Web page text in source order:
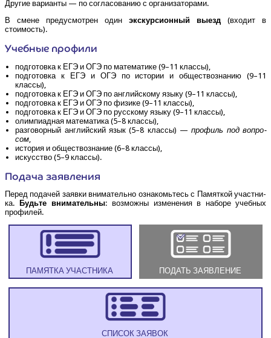
Дру­гие вари­ан­ты — по согла­со­ва­нию с организаторами.
В смене преду­смот­рен один экс­кур­си­он­ный выезд (вхо­дит в
стоимость).
Учеб­ные профили
под­го­тов­ка к ЕГЭ и ОГЭ по мате­ма­ти­ке (9–11 классы),
под­го­тов­ка к ЕГЭ и ОГЭ по исто­рии и обще­ст­во­зна­нию (9–11
классы),
под­го­тов­ка к ЕГЭ и ОГЭ по англий­ско­му язы­ку (9–11 классы),
под­го­тов­ка к ЕГЭ и ОГЭ по физи­ке (9–11 классы),
под­го­тов­ка к ЕГЭ и ОГЭ по рус­ско­му язы­ку (9–11 классы),
олим­пи­ад­ная мате­ма­ти­ка (5–8 классы),
раз­го­вор­ный англий­ский язык (5–8 клас­сы) —про­филь под вопро­
сом
исто­рия и обще­ст­во­зна­ние (6–8 классы),
искус­ство (5–9 классы).
Пода­ча заявления
Перед пода­чей заяв­ки вни­ма­тель­но озна­комь­тесь с Памят­кой участ­ни­
ка.
Будь­те вни­ма­тель­ны: воз­мож­ны изме­не­ния в набо­ре учеб­ных
профилей.
ПАМЯТ­КА УЧАСТНИКА ПОДАТЬ ЗАЯВЛЕНИЕ
СПИ­СОК ЗАЯВОК